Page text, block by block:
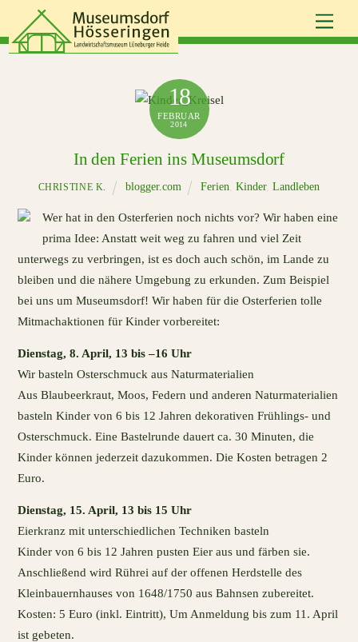
content
18
FEBRUAR
2014
In den Ferien ins Museumsdorf
CHRISTINE K. blogger.com Ferien ,Kinder,Landleben
Wer hat in den Osterferien noch nichts vor? Wir haben eine
prima Idee: Anstatt weit weg zu fahren und viel Zeit
unterwegs zu verbringen, ist es doch auch schön, im Lande zu
bleiben und die nähere Umgebung zu erkunden. Zum Beispiel
bei uns um Museumsdorf! Wir haben für die Osterferien tolle
Mitmachaktionen für Kinder vorbereitet:
Dienstag, 8. April, 13 bis –16 Uhr
Wir basteln Osterschmuck aus Naturmaterialien
Aus Blaubeerkraut, Moos, Federn und anderen Naturmaterialien
basteln Kinder von 6 bis 12 Jahren dekorativen Frühlings- und
Osterschmuck. Eine Bastelrunde dauert ca. 30 Minuten, die
Kinder können jederzeit dazukommen. Die Kosten betragen 2
Euro.
Dienstag, 15. April, 13 bis 15 Uhr
Eierkranz mit unterschiedlichen Techniken basteln
Kinder von 6 bis 12 Jahren pusten Eier aus und färben sie.
Anschließend wird Rührei auf der offenen Herdstelle des
Kleinbauernhauses von 1648/1750 aus Bahnsen zubereitet.
Kosten: 5 Euro (inkl. Eintritt), Um Anmeldung bis zum 11. April
ist gebeten.